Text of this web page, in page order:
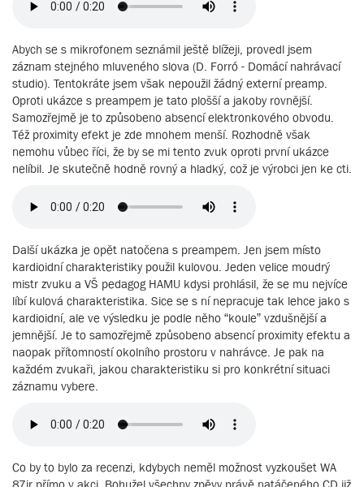
Abych se s mikrofonem seznámil ještě blížeji, provedl jsem
záznam stejného mluveného slova (D. Forró - Domácí nahrávací
studio). Tentokráte jsem však nepoužil žádný externí preamp.
Oproti ukázce s preampem je tato plošší a jakoby rovnější.
Samozřejmě je to způsobeno absencí elektronkového obvodu.
Též proximity efekt je zde mnohem menší. Rozhodně však
nemohu vůbec říci, že by se mi tento zvuk oproti první ukázce
nelíbil. Je skutečně hodně rovný a hladký, což je výrobci jen ke cti.
Další ukázka je opět natočena s preampem. Jen jsem místo
kardioidní charakteristiky použil kulovou. Jeden velice moudrý
mistr zvuku a VŠ pedagog HAMU kdysi prohlásil, že se mu nejvíce
líbí kulová charakteristika. Sice se s ní nepracuje tak lehce jako s
kardioidní, ale ve výsledku je podle něho “koule” vzdušnější a
jemnější. Je to samozřejmě způsobeno absencí proximity efektu a
naopak přítomností okolního prostoru v nahrávce. Je pak na
každém zvukaři, jakou charakteristiku si pro konkrétní situaci
záznamu vybere.
Co by to bylo za recenzi, kdybych neměl možnost vyzkoušet WA
87jr přímo v akci. Bohužel všechny zpěvy právě natáčeného CD již